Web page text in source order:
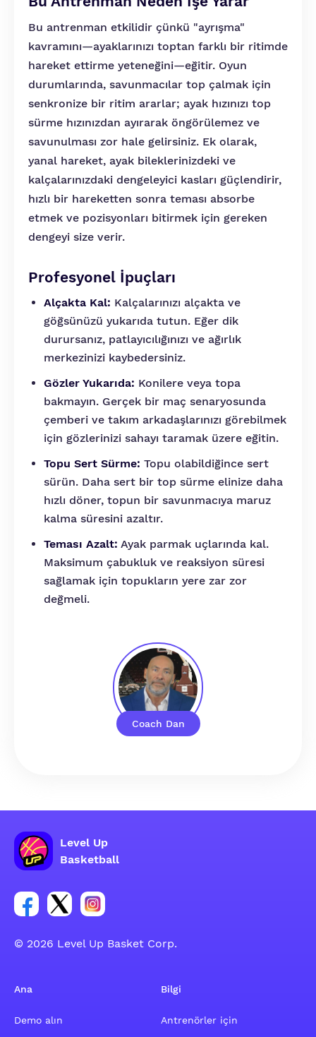
Coach Dan
Bu antrenman etkilidir çünkü "ayrışma"
kavramını—ayaklarınızı toptan farklı bir ritimde
hareket ettirme yeteneğini—eğitir. Oyun
durumlarında, savunmacılar top çalmak için
senkronize bir ritim ararlar; ayak hızınızı top
sürme hızınızdan ayırarak öngörülemez ve
savunulması zor hale gelirsiniz. Ek olarak,
yanal hareket, ayak bileklerinizdeki ve
kalçalarınızdaki dengeleyici kasları güçlendirir,
hızlı bir hareketten sonra teması absorbe
etmek ve pozisyonları bitirmek için gereken
dengeyi size verir.
Profesyonel İpuçları
Alçakta Kal: Kalçalarınızı alçakta ve
göğsünüzü yukarıda tutun. Eğer dik
durursanız, patlayıcılığınızı ve ağırlık
merkezinizi kaybedersiniz.
Gözler Yukarıda: Konilere veya topa
bakmayın. Gerçek bir maç senaryosunda
çemberi ve takım arkadaşlarınızı görebilmek
için gözlerinizi sahayı taramak üzere eğitin.
Topu Sert Sürme: Topu olabildiğince sert
sürün. Daha sert bir top sürme elinize daha
hızlı döner, topun bir savunmacıya maruz
kalma süresini azaltır.
Teması Azalt: Ayak parmak uçlarında kal.
Maksimum çabukluk ve reaksiyon süresi
sağlamak için topukların yere zar zor
değmeli.
Level Up
Basketball
Facebook hesabı sosyal grubu linki
Twitter hesabı sosyal grubu linki
Instagram hesabı sosyal grubu linki
© 2026 Level Up Basket Corp.
Ana
Demo alın
Bilgi
Antrenörler için